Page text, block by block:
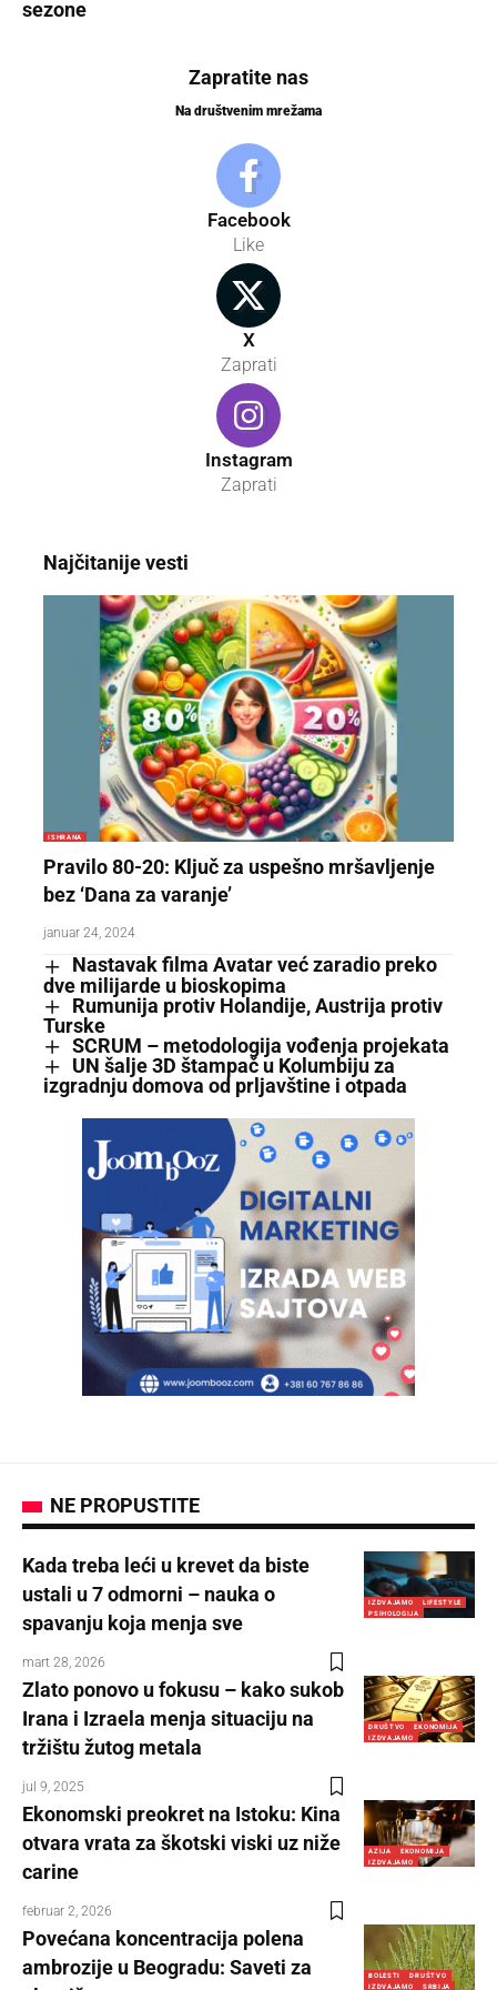
sezone
Zapratite nas
Na društvenim mrežama
Facebook
Like
X
Zaprati
Instagram
Zaprati
Najčitanije vesti
ISHRANA
Pravilo 80-20: Ključ za uspešno mršavljenje
bez ‘Dana za varanje’
januar 24, 2024
Nastavak filma Avatar već zaradio preko
dve milijarde u bioskopima
Rumunija protiv Holandije, Austrija protiv
Turske
SCRUM – metodologija vođenja projekata
UN šalje 3D štampač u Kolumbiju za
izgradnju domova od prljavštine i otpada
NE PROPUSTITE
IZDVAJAMO
LIFESTYLE
PSIHOLOGIJA
Kada treba leći u krevet da biste
ustali u 7 odmorni – nauka o
spavanju koja menja sve
mart 28, 2026
DRUŠTVO
EKONOMIJA
IZDVAJAMO
Zlato ponovo u fokusu – kako sukob
Irana i Izraela menja situaciju na
tržištu žutog metala
jul 9, 2025
AZIJA
EKONOMIJA
IZDVAJAMO
Ekonomski preokret na Istoku: Kina
otvara vrata za škotski viski uz niže
carine
februar 2, 2026
BOLESTI
DRUŠTVO
IZDVAJAMO
SRBIJA
Povećana koncentracija polena
ambrozije u Beogradu: Saveti za